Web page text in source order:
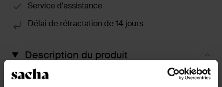
Service d'assistance
Délai de rétractation de 14 jours
Description du produit
Bottes hautes classiques noires de Sacha avec une